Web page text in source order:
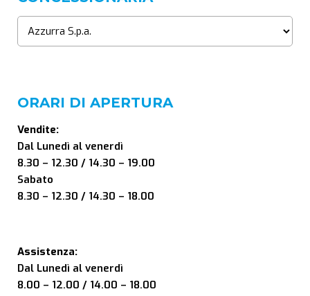
ORARI DI APERTURA
Vendite:
Dal Lunedì al venerdì
8.30 – 12.30 / 14.30 – 19.00
Sabato
8.30 – 12.30 / 14.30 – 18.00
Assistenza:
Dal Lunedì al venerdì
8.00 – 12.00 / 14.00 – 18.00